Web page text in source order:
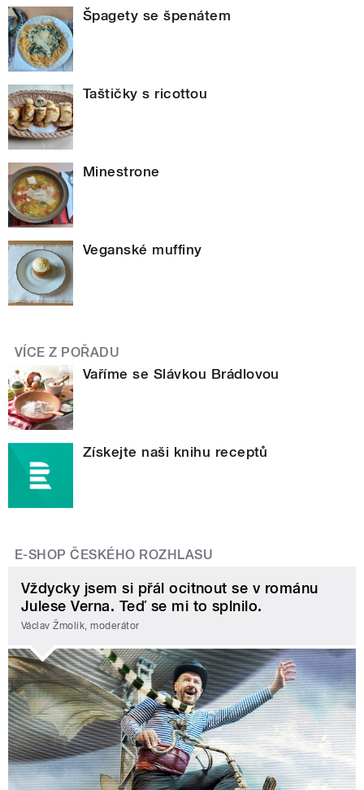
Špagety se špenátem
Taštičky s ricottou
Minestrone
Veganské muffiny
VÍCE Z POŘADU
Vaříme se Slávkou Brádlovou
Získejte naši knihu receptů
E-SHOP ČESKÉHO ROZHLASU
Vždycky jsem si přál ocitnout se v románu
Julese Verna. Teď se mi to splnilo.
Václav Žmolík, moderátor